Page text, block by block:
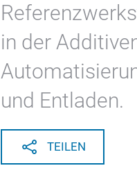
in der
und Entladen.
TEILEN